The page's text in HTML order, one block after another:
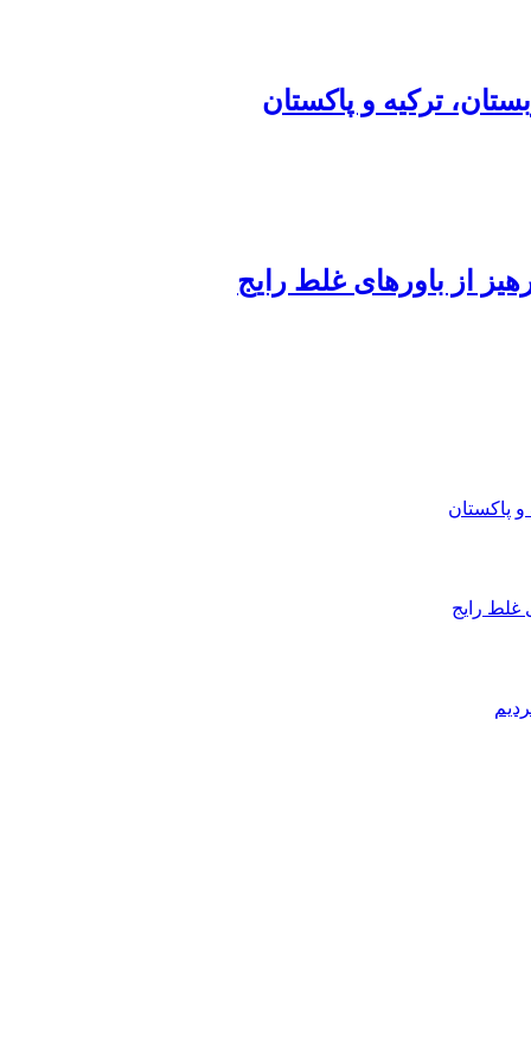
ترکیه و پاکستان
از باورهای غلط رایج
پاکستان
غلط رایج